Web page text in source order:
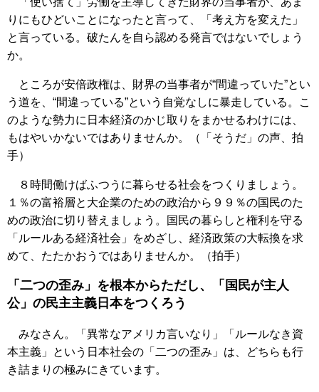
りにもひどいことになったと言って、「考え方を変えた」
と言っている。破たんを自ら認める発言ではないでしょう
か。
ところが安倍政権は、財界の当事者が“間違っていた”とい
う道を、“間違っている”という自覚なしに暴走している。こ
のような勢力に日本経済のかじ取りをまかせるわけには、
もはやいかないではありませんか。（「そうだ」の声、拍
手）
８時間働けばふつうに暮らせる社会をつくりましょう。
１％の富裕層と大企業のための政治から９９％の国民のた
めの政治に切り替えましょう。国民の暮らしと権利を守る
「ルールある経済社会」をめざし、経済政策の大転換を求
めて、たたかおうではありませんか。（拍手）
「二つの歪み」を根本からただし、「国民が主人
公」の民主主義日本をつくろう
みなさん。「異常なアメリカ言いなり」「ルールなき資
本主義」という日本社会の「二つの歪み」は、どちらも行
き詰まりの極みにきています。